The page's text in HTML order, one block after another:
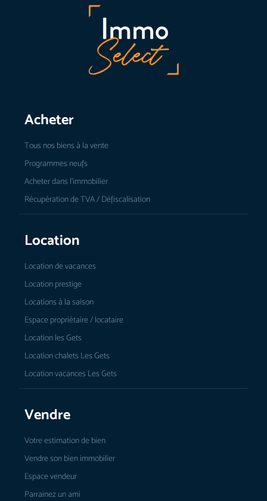
Acheter
Tous nos biens à la vente
Programmes neufs
Acheter dans l’immobilier
Récupération de TVA / Défiscalisation
Location
Location de vacances
Location prestige
Locations à la saison
Espace propriétaire / locataire
Location les Gets
Location chalets Les Gets
Location vacances Les Gets
Vendre
Votre estimation de bien
Vendre son bien immobilier
Espace vendeur
Parrainez un ami